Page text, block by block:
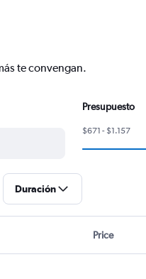
te convengan.
Presupuesto
$671 - $1.157
Duración
Price